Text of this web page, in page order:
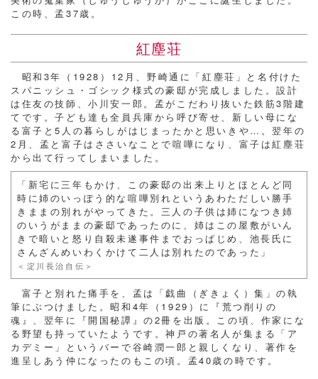
この時、孟37歳。
紅塵荘
昭和3年（1928）12月、野崎通に「紅塵荘」と名付けた
スパニッシュ・ゴシック様式の豪邸が完成しました。設計
は住友の技師、小川安一郎。孟がこだわり抜いた鉄筋3階建
てです。子ども達も全員兵庫から呼び寄せ、新しい母にな
る富子と5人の暮らしがはじまったかと思いきや…。翌年の
2月、孟と富子はささいなことで喧嘩になり、富子は紅塵荘
から出て行ってしまいました。
「新宅に三年もかけ、この豪邸の出来上りとほとんど同
時に姉のいっぽう的な喧嘩別れというあわただしい勝手
きままの別れがやってきた。三人の子供は姉になつき姉
のいうがままの豪邸であったのに、姉はこの屋敷がいん
きで暗いと怒り自殺未遂事件までおっぱじめ、池長氏に
さんざんめいわくかけて二人は別れたのであった」
＜淀川長治自伝＞
富子と別れた痛手を、孟は「戯曲（ぎきょく）集」の執
筆にぶつけました。昭和4年（1929）に『荒つ削りの
魂』、翌年に『開国秘譚』の2冊を出版。この頃、作家にな
る野望も持っていたようです。神戸の著名人が集まる「ア
カデミー」というバーで谷崎潤一郎と親しくなり、著作を
進呈しあう仲になったのもこの頃。孟40歳の時です。